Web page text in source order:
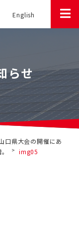
English
らせ
口県大会の開催にあ
> img05